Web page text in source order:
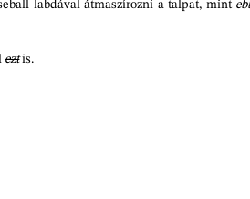
labdával átmaszírozni a talpat, mint
eztis.